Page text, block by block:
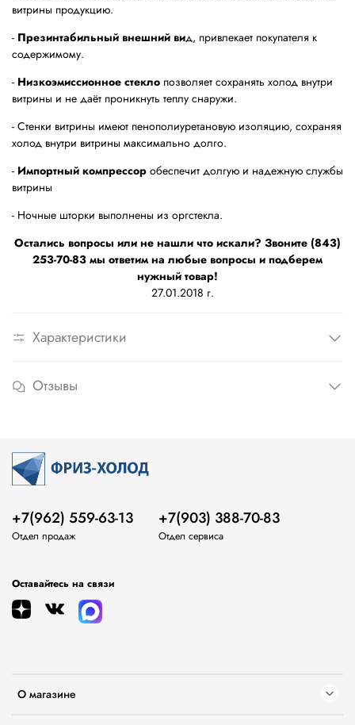
витрины продукцию.
- Презинтабильный внешний вид, привлекает покупателя к
содержимому.
- Низкоэмиссионное стекло позволяет сохранять холод внутри
витрины и не даёт проникнуть теплу снаружи.
- Стенки витрины имеют пенополиуретановую изоляцию, сохраняя
холод внутри витрины максимально долго.
- Импортный компрессор обеспечит долгую и надежную службы
витрины
- Ночные шторки выполнены из оргстекла.
Остались вопросы или не нашли что искали? Звоните (843)
253-70-83 мы ответим на любые вопросы и подберем
нужный товар!
27.01.2018 г.
Характеристики
Отзывы
О магазине
+7(962) 559-63-13
Отдел продаж
+7(903) 388-70-83
Отдел сервиса
Оставайтесь на связи